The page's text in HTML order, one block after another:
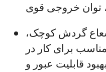
گردش کوچک،
برای کار در
قابلیت عبور و